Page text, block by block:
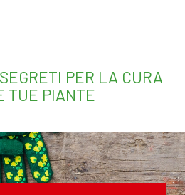
PER LA CURA
TUE PIANTE